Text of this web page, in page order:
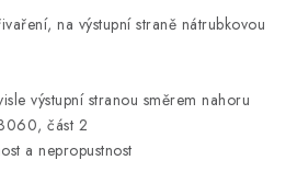
na výstupní straně nátrubkovou
výstupní stranou směrem nahoru
část 2
a nepropustnost